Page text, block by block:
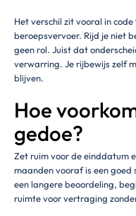
Het verschil zit vooral in
beroepsvervoer. Rijd je niet
geen rol. Juist dat
verwarring. Je rijbewijs zelf
blijven.
Hoe
gedoe?
Zet ruim voor de einddatum
maanden vooraf is een
een langere beoordeling,
ruimte voor vertraging